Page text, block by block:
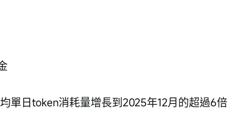
單日token消耗量增長到2025年12月的超過6倍